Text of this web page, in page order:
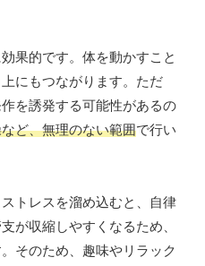
果的です。体を動かすこと
にもつながります。ただ
を誘発する可能性があるの
ど、無理のない範囲で行い
トレスを溜め込むと、自律
が収縮しやすくなるため、
そのため、趣味やリラック